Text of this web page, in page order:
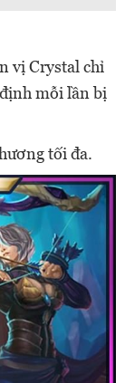
vị Crystal chỉ
mỗi lần bị
tối đa.